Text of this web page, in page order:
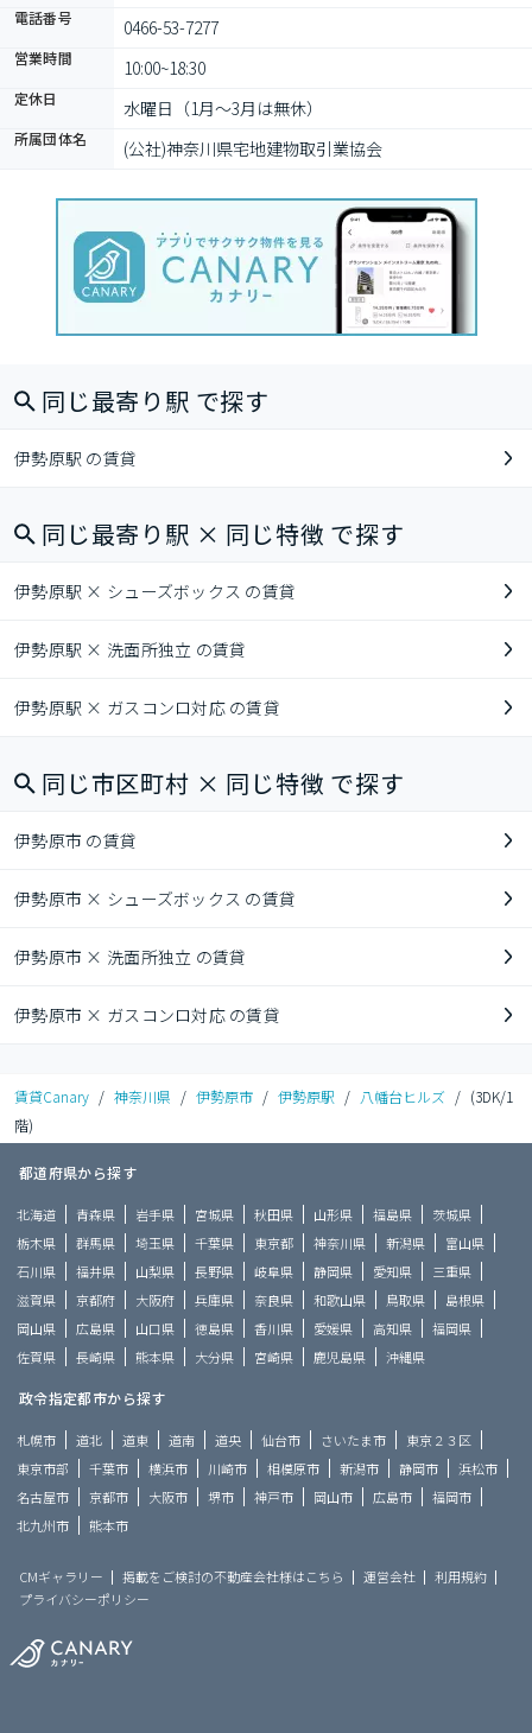
電話番号 0466-53-7277
営業時間 10:00~18:30
定休日 水曜日（1月～3月は無休）
所属団体名 (公社)神奈川県宅地建物取引業協会
同じ最寄り駅 で探す
伊勢原駅 の賃貸
同じ最寄り駅 × 同じ特徴 で探す
伊勢原駅 × シューズボックス の賃貸
伊勢原駅 × 洗面所独立 の賃貸
伊勢原駅 × ガスコンロ対応 の賃貸
同じ市区町村 × 同じ特徴 で探す
伊勢原市 の賃貸
伊勢原市 × シューズボックス の賃貸
伊勢原市 × 洗面所独立 の賃貸
伊勢原市 × ガスコンロ対応 の賃貸
賃貸Canary / 神奈川県 / 伊勢原市 / 伊勢原駅 / 八幡台ヒルズ / (3DK/1
階)
都道府県から探す
北海道 青森県 岩手県 宮城県 秋田県 山形県 福島県
茨城県
栃木県
群馬県 埼玉県 千葉県 東京都 神奈川県 新潟県
富山県
石川県
福井県 山梨県 長野県 岐阜県 静岡県 愛知県
三重県
滋賀県
京都府 大阪府 兵庫県 奈良県 和歌山県 鳥取県
島根県
岡山県
広島県 山口県 徳島県 香川県 愛媛県 高知県
福岡県
佐賀県
長崎県 熊本県 大分県 宮崎県 鹿児島県 沖縄県
政令指定都市から探す
札幌市 道北 道東 道南 道央 仙台市 さいたま市
東京２３区
東京市部
千葉市 横浜市 川崎市 相模原市 新潟市 静岡市
浜松市
名古屋市
京都市 大阪市 堺市 神戸市 岡山市 広島市
福岡市
北九州市
熊本市
CMギャラリー 掲載をご検討の不動産会社様はこちら 運営会社
利用規約
プライバシーポリシー